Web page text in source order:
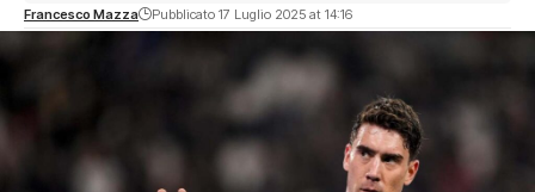
Francesco Mazza Pubblicato 17 Luglio 2025 at 14:16